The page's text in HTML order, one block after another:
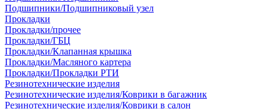
Подшипники/Подшипниковый узел
Прокладки
Прокладки/прочее
Прокладки/ГБЦ
Прокладки/Клапанная крышка
Прокладки/Масляного картера
Прокладки/Прокладки РТИ
Резинотехнические изделия
Резинотехнические изделия/Коврики в багажник
Резинотехнические изделия/Коврики в салон